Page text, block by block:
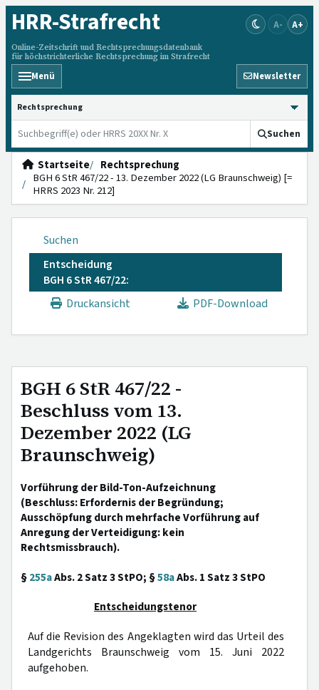
HRR-Strafrecht
Online-Zeitschrift und Rechtsprechungsdatenbank
für höchstrichterliche Rechtsprechung im Strafrecht
A- A+
Menü Newsletter
HRRS durchsuchen
Suchen
Startseite
Rechtsprechung
BGH 6 StR 467/22 - 13. Dezember 2022 (LG Braunschweig) [=
HRRS 2023 Nr. 212]
Suchen
Entscheidung
BGH 6 StR 467/22:
Druckansicht
PDF-Download
BGH 6 StR 467/22 -
Beschluss vom 13.
Dezember 2022 (LG
Braunschweig)
Vorführung der Bild-Ton-Aufzeichnung
(Beschluss: Erfordernis der Begründung;
Ausschöpfung durch mehrfache Vorführung auf
Anregung der Verteidigung: kein
Rechtsmissbrauch).
§255aAbs. 2 Satz 3 StPO; §58aAbs. 1 Satz 3 StPO
Entscheidungstenor
Auf die Revision des Angeklagten wird das Urteil des
Landgerichts Braunschweig vom 15. Juni 2022
aufgehoben.